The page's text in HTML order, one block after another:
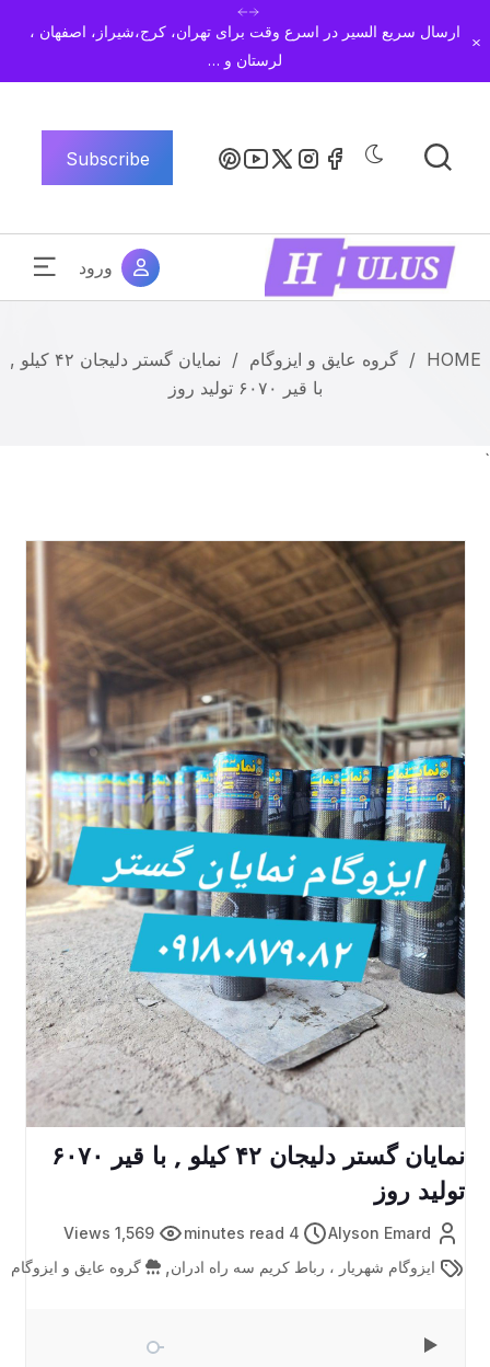
ارسال سریع السیر در اسرع وقت برای تهران، کرج،شیراز، اصفهان ،
لرستان و …
Dismiss
Subscribe
ورود
HOME
/ گروه عایق و ایزوگام /
نمایان گستر دلیجان ۴۲ کیلو ,
با قیر ۶۰۷۰ تولید روز
`
نمایان گستر دلیجان ۴۲ کیلو , با قیر ۶۰۷۰
تولید روز
Alyson Emard
4 minutes read
1,569 Views
ایزوگام شهریار ، رباط کریم سه راه ادران, گروه عایق و ایزوگام